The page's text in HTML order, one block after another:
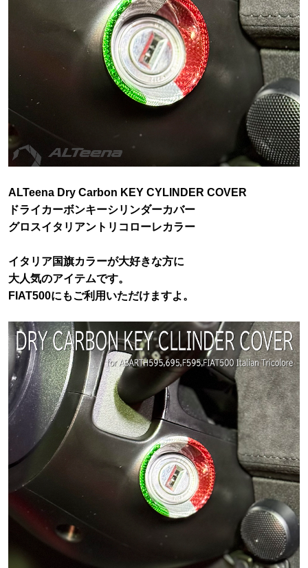
ALTeena Dry Carbon KEY CYLINDER COVER
ドライカーボンキーシリンダーカバー
グロスイタリアントリコローレカラー
イタリア国旗カラーが大好きな方に
大人気のアイテムです。
FIAT500にもご利用いただけますよ。